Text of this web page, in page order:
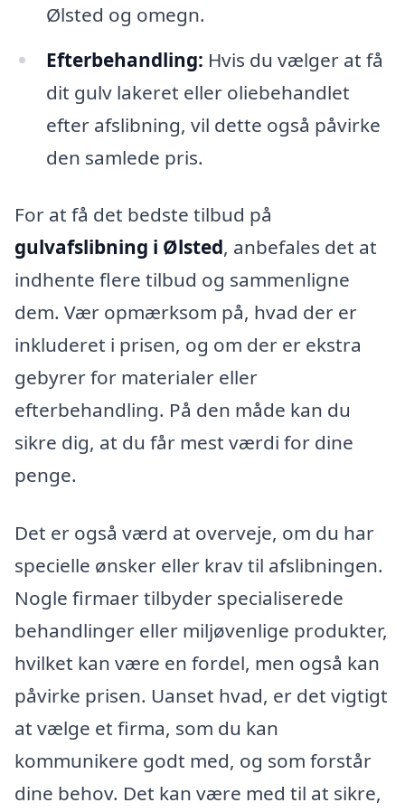
Ølsted og omegn.
Efterbehandling: Hvis du vælger at få
dit gulv lakeret eller oliebehandlet
efter afslibning, vil dette også påvirke
den samlede pris.
For at få det bedste tilbud på
gulvafslibning i Ølsted, anbefales det at
indhente flere tilbud og sammenligne
dem. Vær opmærksom på, hvad der er
inkluderet i prisen, og om der er ekstra
gebyrer for materialer eller
efterbehandling. På den måde kan du
sikre dig, at du får mest værdi for dine
penge.
Det er også værd at overveje, om du har
specielle ønsker eller krav til afslibningen.
Nogle firmaer tilbyder specialiserede
behandlinger eller miljøvenlige produkter,
hvilket kan være en fordel, men også kan
påvirke prisen. Uanset hvad, er det vigtigt
at vælge et firma, som du kan
kommunikere godt med, og som forstår
dine behov. Det kan være med til at sikre,